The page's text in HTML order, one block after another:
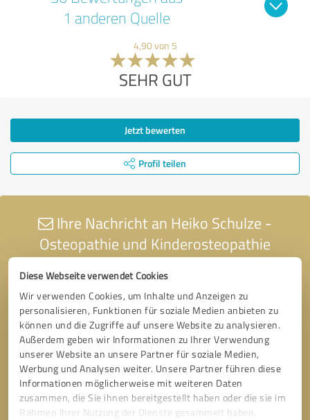
Diese Webseite verwendet Cookies
Wir verwenden Cookies, um Inhalte und Anzeigen zu
personalisieren, Funktionen für soziale Medien anbieten zu
können und die Zugriffe auf unsere Website zu analysieren.
Außerdem geben wir Informationen zu Ihrer Verwendung
unserer Website an unsere Partner für soziale Medien,
Werbung und Analysen weiter. Unsere Partner führen diese
Informationen möglicherweise mit weiteren Daten
zusammen, die Sie ihnen bereitgestellt haben oder die sie im
Rahmen Ihrer Nutzung der Dienste gesammelt haben.
1 anderen Quelle
4,90 von 5
SEHR GUT
Jetzt bewerten
Profil teilen
Ihre Nachricht an Heiko Schulze -
Osteopathie und Kinderosteopathie